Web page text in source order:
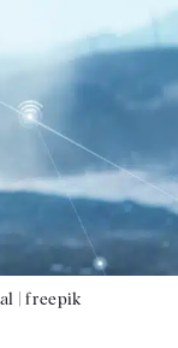
|freepik